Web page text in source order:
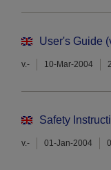
User's Guide
v.- 10-Mar-2004
Safety
v.- 01-Jan-2004